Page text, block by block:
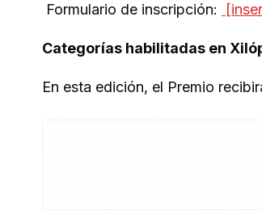
Formulario de inscripción:
Categorías habilitadas en
En esta edición, el Premio